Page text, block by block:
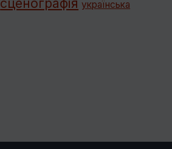
сценографія українська